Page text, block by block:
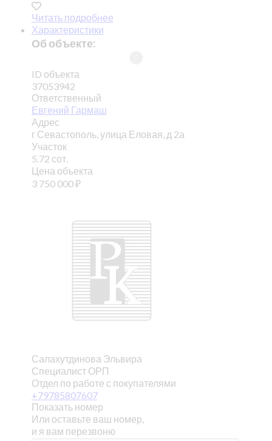
Читать подробнее
Характеристики
Об объекте:
ID объекта
37053942
Ответственный
Евгений Гармаш
Адрес
г Севастополь, улица Еловая, д 2а
Участок
5.72 сот.
Цена объекта
3 750 000₽
Салахутдинова Эльвира
Специалист ОРП
Отдел по работе с покупателями
+79785807607
Показать номер
Или оставьте ваш номер,
и я вам перезвоню